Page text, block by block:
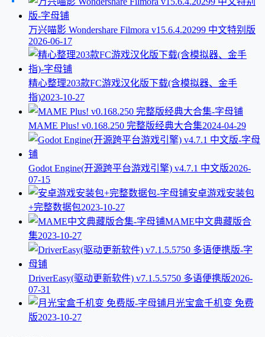
万兴喵影 Wondershare Filmora v15.6.4.20299 中文特别版
2026-06-17
精心整理203款FC游戏汉化版下载(含模拟器、金手
指)2023-10-27
MAME Plus! v0.168.250 完整版经典大合集2024-04-29
Godot Engine(开源跨平台游戏引擎) v4.7.1 中文版2026-
07-15
安卓游戏安装包
+完整数据包2023-10-27
MAME中文典藏版合
集2023-10-27
DriverEasy(驱动更新软件) v7.1.5.5750 多语便携版2026-
07-31
月光宝盒千机变 免费
版2023-10-27